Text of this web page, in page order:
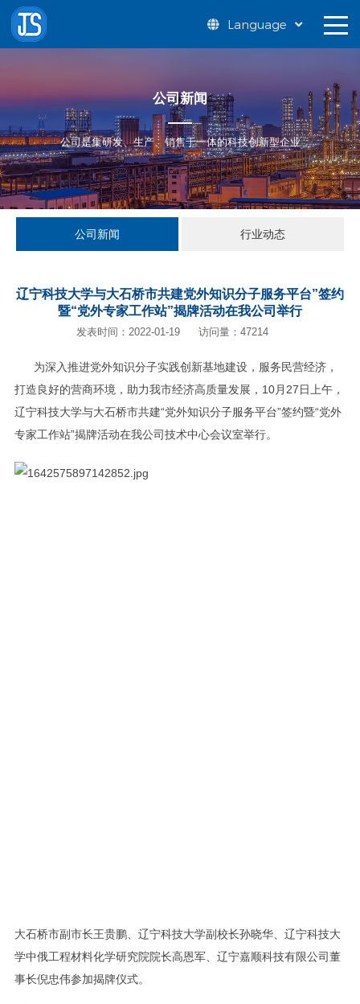
Language
公司新闻
公司是集研发、生产、销售于一体的科技创新型企业
公司新闻 行业动态
辽宁科技大学与大石桥市共建党外知识分子服务平台”签约
暨“党外专家工作站”揭牌活动在我公司举行
发表时间：2022-01-19 访问量：47214
为深入推进党外知识分子实践创新基地建设，服务民营经济，
打造良好的营商环境，助力我市经济高质量发展，10月27日上午，
辽宁科技大学与大石桥市共建“党外知识分子服务平台”签约暨“党外
专家工作站”揭牌活动在我公司技术中心会议室举行。
大石桥市副市长王贵鹏、辽宁科技大学副校长孙晓华、辽宁科技大
学中俄工程材料化学研究院院长高恩军、辽宁嘉顺科技有限公司董
事长倪忠伟参加揭牌仪式。